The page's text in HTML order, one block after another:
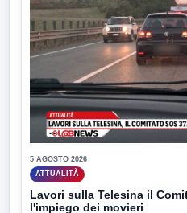
5 AGOSTO 2026
ATTUALITÀ
Lavori sulla Telesina il
l'impiego dei movieri